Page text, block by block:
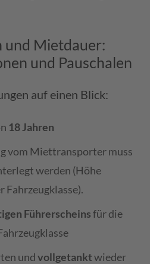
und Mietdauer:
und Pauschalen
auf einen Blick:
18 Jahren
vom Miettransporter muss
werden (Höhe
Fahrzeugklasse).
Führerscheinsfür die
undvollgetanktwieder